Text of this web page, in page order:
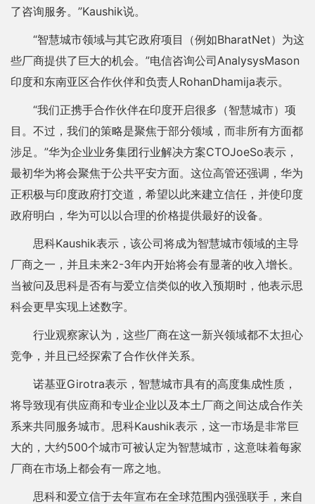
了咨询服务。”Kaushik说。
“智慧城市领域与其它政府项目（例如BharatNet）为这
些厂商提供了巨大的机会。”电信咨询公司AnalysysMason
印度和东南亚区合作伙伴和负责人RohanDhamija表示。
“我们正携手合作伙伴在印度开启很多（智慧城市）项
目。不过，我们的策略是聚焦于部分领域，而非所有方面都
涉足。”华为企业业务集团行业解决方案CTOJoeSo表示，
最初华为将会聚焦于公共平安方面。这位高管还强调，华为
正积极与印度政府打交道，希望以此来建立信任，并使印度
政府明白，华为可以以合理的价格提供最好的设备。
思科Kaushik表示，该公司将成为智慧城市领域的主导
厂商之一，并且未来2-3年内开始将会有显著的收入增长。
当被问及思科是否有与爱立信类似的收入预期时，他表示思
科会更早实现上述数字。
行业观察家认为，这些厂商在这一新兴领域都不太担心
竞争，并且已经探索了合作伙伴关系。
诺基亚Girotra表示，智慧城市具有的高度集成性质，
将导致现有供应商和专业企业以及本土厂商之间达成合作关
系来共同服务城市。思科Kaushik表示，这一市场是非常巨
大的，大约500个城市可被认定为智慧城市，这意味着每家
厂商在市场上都会有一席之地。
思科和爱立信于去年宣布在全球范围内强强联手，来自